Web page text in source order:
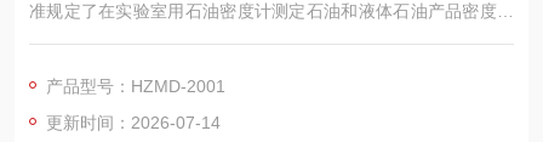
准规定了在实验室用石油密度计测定石油和液体石油产品密度的
方法。本标准适用测定雷德蒸气压不超过180kpa的原油、石油产
低粘度液体的密度，也适用于粘性液体，但要让石油密度计停留
足够长的时间，以达到平衡状态。
产品型号：HZMD-2001
更新时间：2026-07-14